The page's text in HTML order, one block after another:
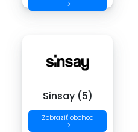
→
Sinsay (5)
Zobraziť obchod
→